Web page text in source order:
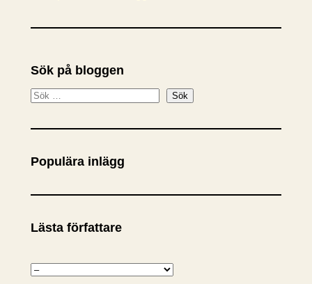
Sök på bloggen
S
k
Sök
Populära inlägg
Lästa författare
K